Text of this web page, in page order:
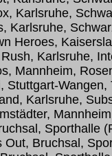
Karlsruhe,
Karlsruhe,
Heroes,
Karlsruhe,
Mannheim,
Stuttgart-Wangen,
Karlsruhe,
Sporthalle
Out, Bruchsal,